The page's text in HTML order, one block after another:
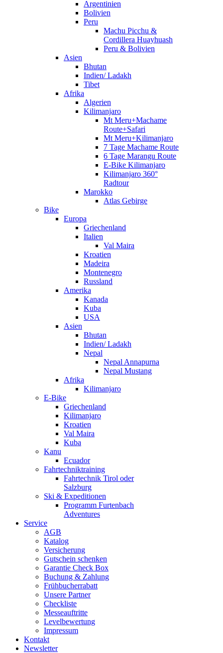
Argentinien
Bolivien
Peru
Machu Picchu &
Cordillera Huayhuash
Peru & Bolivien
Asien
Bhutan
Indien/ Ladakh
Tibet
Afrika
Algerien
Kilimanjaro
Mt Meru+Machame
Route+Safari
Mt Meru+Kilimanjaro
7 Tage Machame Route
6 Tage Marangu Route
E-Bike Kilimanjaro
Kilimanjaro 360°
Radtour
Marokko
Atlas Gebirge
Bike
Europa
Griechenland
Italien
Val Maira
Kroatien
Madeira
Montenegro
Russland
Amerika
Kanada
Kuba
USA
Asien
Bhutan
Indien/ Ladakh
Nepal
Nepal Annapurna
Nepal Mustang
Afrika
Kilimanjaro
E-Bike
Griechenland
Kilimanjaro
Kroatien
Val Maira
Kuba
Kanu
Ecuador
Fahrtechniktraining
Fahrtechnik Tirol oder
Salzburg
Ski & Expeditionen
Programm Furtenbach
Adventures
Service
AGB
Katalog
Versicherung
Gutschein schenken
Garantie Check Box
Buchung & Zahlung
Frühbucherrabatt
Unsere Partner
Checkliste
Messeauftritte
Levelbewertung
Impressum
Kontakt
Newsletter